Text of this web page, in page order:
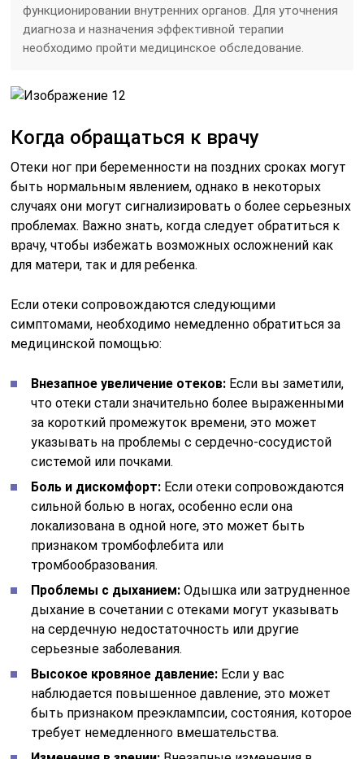
функционировании внутренних органов. Для уточнения
диагноза и назначения эффективной терапии
необходимо пройти медицинское обследование.
Когда обращаться к врачу
Отеки ног при беременности на поздних сроках могут
быть нормальным явлением, однако в некоторых
случаях они могут сигнализировать о более серьезных
проблемах. Важно знать, когда следует обратиться к
врачу, чтобы избежать возможных осложнений как
для матери, так и для ребенка.
Если отеки сопровождаются следующими
симптомами, необходимо немедленно обратиться за
медицинской помощью:
Внезапное увеличение отеков: Если вы заметили,
что отеки стали значительно более выраженными
за короткий промежуток времени, это может
указывать на проблемы с сердечно-сосудистой
системой или почками.
Боль и дискомфорт: Если отеки сопровождаются
сильной болью в ногах, особенно если она
локализована в одной ноге, это может быть
признаком тромбофлебита или
тромбообразования.
Проблемы с дыханием: Одышка или затрудненное
дыхание в сочетании с отеками могут указывать
на сердечную недостаточность или другие
серьезные заболевания.
Высокое кровяное давление: Если у вас
наблюдается повышенное давление, это может
быть признаком преэклампсии, состояния, которое
требует немедленного вмешательства.